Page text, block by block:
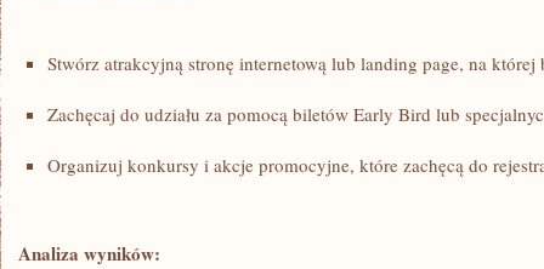
Stwórz ​atrakcyjną stronę‌ internetową‌ lub⁣ landing‍ page,⁢ na której
Zachęcaj do udziału za pomocą biletów Early Bird lub‌
Organizuj ​konkursy ⁢i akcje ​promocyjne, które zachęcą do
Analiza wyników: